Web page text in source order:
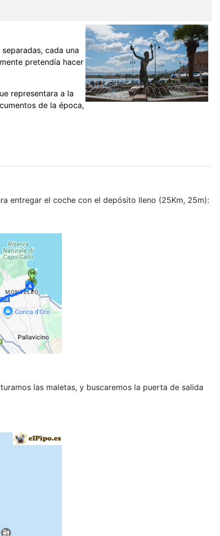
cada una
pretendía hacer
representara a la
de la época,
entregar el coche con el depósito lleno (25Km, 25m):
las maletas, y buscaremos la puerta de salida